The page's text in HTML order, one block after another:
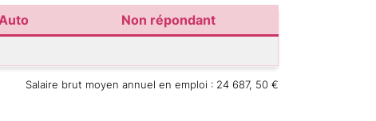
Non répondant
Salaire brut moyen annuel en emploi : 24 687, 50 €